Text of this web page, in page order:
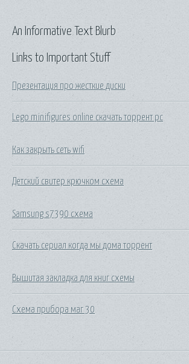
Links to Important Stuff
Презентация про жесткие диски
Lego minifigures online скачать торрент pc
Как закрыть сеть wifi
Детский свитер крючком схема
Samsung s7390 схема
Скачать сериал когда мы дома торрент
Вышитая закладка для книг схемы
Схема прибора маг 30
An Informative Text Blurb